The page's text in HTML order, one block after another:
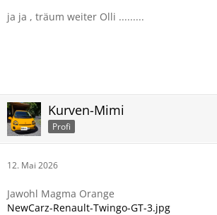
ja ja , träum weiter Olli .........
Kurven-Mimi
Profi
12. Mai 2026
Jawohl Magma Orange
NewCarz-Renault-Twingo-GT-3.jpg